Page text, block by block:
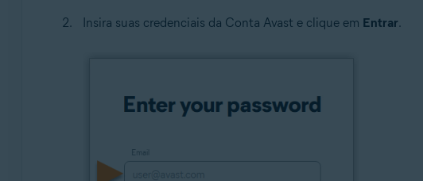
Insira suas credenciais da Conta Avast e clique em Entrar.